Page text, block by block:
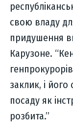
свою владу
придушення
Карузоне.
заклик, і
посаду як
розбита.”